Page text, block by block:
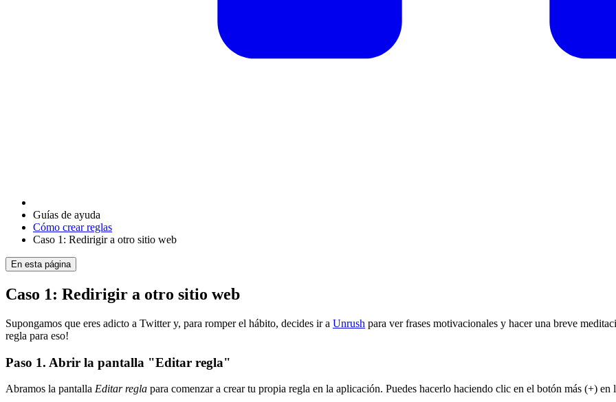
Guías de ayuda
Cómo crear reglas
Caso 1: Redirigir a otro sitio web
En esta página
Caso 1: Redirigir a otro sitio web
Supongamos que eres adicto a Twitter y, para romper el hábito, decides ir a Unrush para ver frases motivacionales y hacer una breve
regla para eso!
Paso 1. Abrir la pantalla "Editar regla"
Abramos la pantalla Editar regla para comenzar a crear tu propia regla en la aplicación. Puedes hacerlo haciendo clic en el botón más (+) en